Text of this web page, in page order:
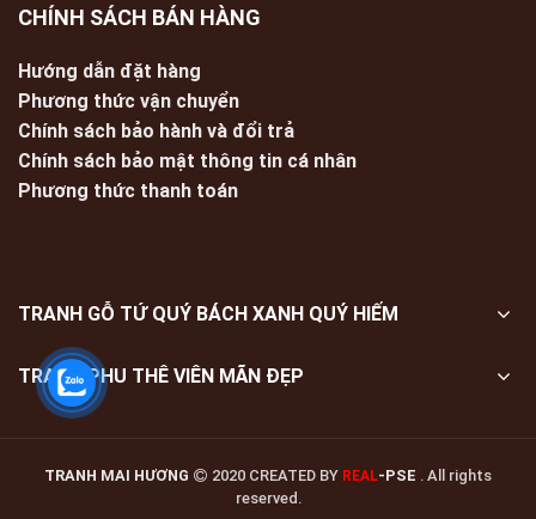
CHÍNH SÁCH BÁN HÀNG
Hướng dẫn đặt hàng
Phương thức vận chuyển
Chính sách bảo hành và đổi trả
Chính sách bảo mật thông tin cá nhân
Phương thức thanh toán
TRANH GỖ TỨ QUÝ BÁCH XANH QUÝ HIẾM
TRANH PHU THÊ VIÊN MÃN ĐẸP
TRANH MAI HƯƠNG 2020 CREATED BY REAL-PSE . All rights
reserved.